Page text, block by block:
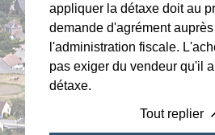
appliquer la détaxe doit au
demande d'agrément
l'administration fiscale.
pas exiger du vendeur qu'il
détaxe.
Tout replier